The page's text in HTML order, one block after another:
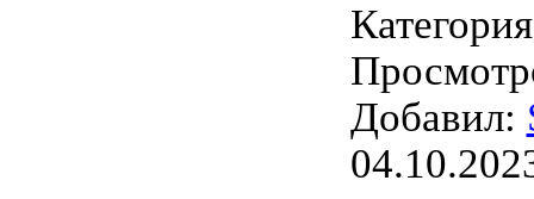
Добавил: